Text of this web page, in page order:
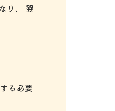
り、 翌
る必要